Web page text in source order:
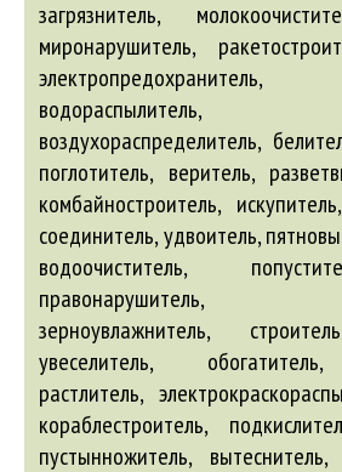
загрязнитель,
миронарушитель,
водораспылитель,
воздухораспределитель,
поглотитель, веритель,
комбайностроитель,
соединитель, удвоитель,
водоочиститель,
правонарушитель,
зерноувлажнитель,
увеселитель,
растлитель,
кораблестроитель,
пустынножитель, вытеснитель,